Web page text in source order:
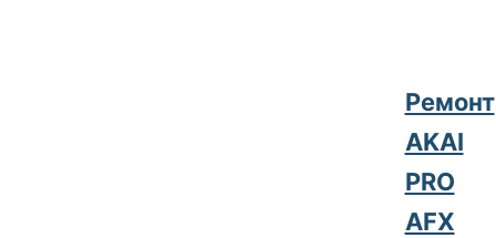
Ремонт
AKAI
PRO
AFX